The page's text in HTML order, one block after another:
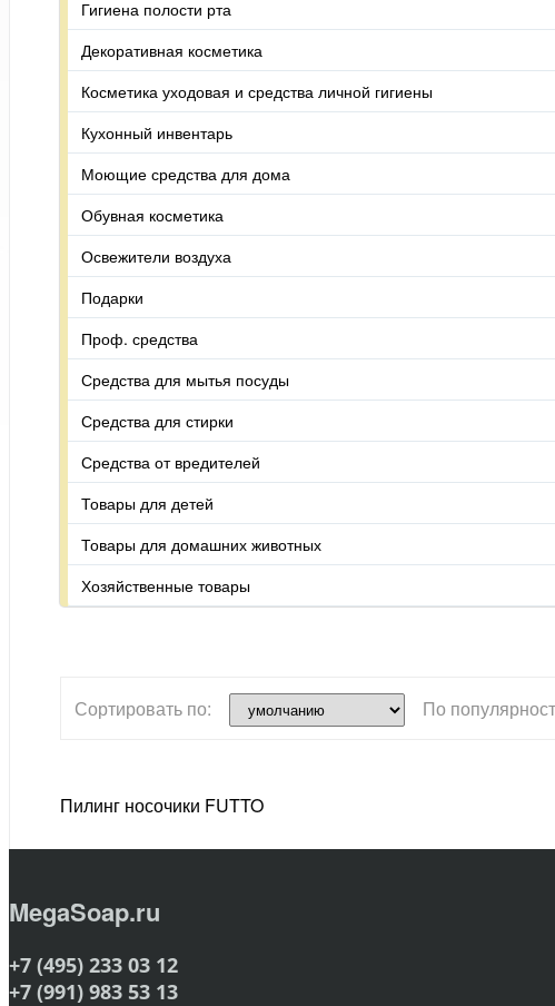
Гигиена полости рта
Декоративная косметика
Косметика уходовая и средства личной гигиены
Кухонный инвентарь
Моющие средства для дома
Обувная косметика
Освежители воздуха
Подарки
Проф. средства
Средства для мытья посуды
Средства для стирки
Средства от вредителей
Товары для детей
Товары для домашних животных
Хозяйственные товары
Сортировать по: По
Пилинг носочики FUTTO
MegaSoap.ru
+7 (495) 233 03 12
+7 (991) 983 53 13